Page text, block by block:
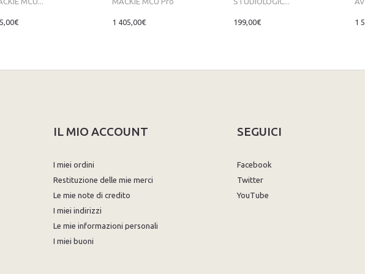
1 405,00€ 199,00€ 1
IL MIO ACCOUNT
I miei ordini
Restituzione delle mie merci
Le mie note di credito
I miei indirizzi
Le mie informazioni personali
I miei buoni
SEGUICI
Facebook
Twitter
YouTube